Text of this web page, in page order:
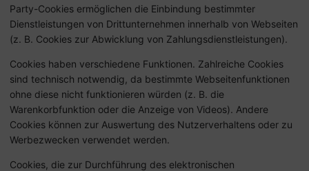
Party-Cookies ermöglichen die Einbindung bestimmter
Dienstleistungen von Drittunternehmen innerhalb von Webseiten
(z. B. Cookies zur Abwicklung von Zahlungsdienstleistungen).
Cookies haben verschiedene Funktionen. Zahlreiche Cookies
sind technisch notwendig, da bestimmte Webseitenfunktionen
ohne diese nicht funktionieren würden (z. B. die
Warenkorbfunktion oder die Anzeige von Videos). Andere
Cookies können zur Auswertung des Nutzerverhaltens oder zu
Werbezwecken verwendet werden.
Cookies, die zur Durchführung des elektronischen